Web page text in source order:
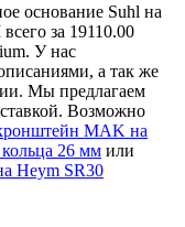
основание Suhl на
за 19110.00
У нас
а так же
Мы предлагаем
Возможно
MAK на
26 мм или
Heym SR30